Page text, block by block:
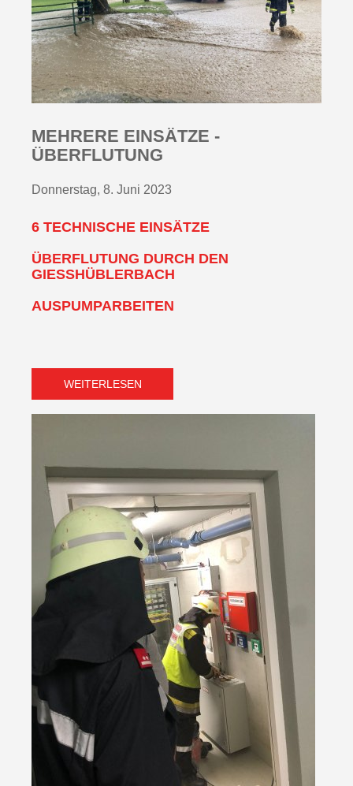
MEHRERE EINSÄTZE -
ÜBERFLUTUNG
Donnerstag, 8. Juni 2023
6 TECHNISCHE EINSÄTZE
ÜBERFLUTUNG DURCH DEN
GIESSHÜBLERBACH
AUSPUMPARBEITEN
WEITERLESEN